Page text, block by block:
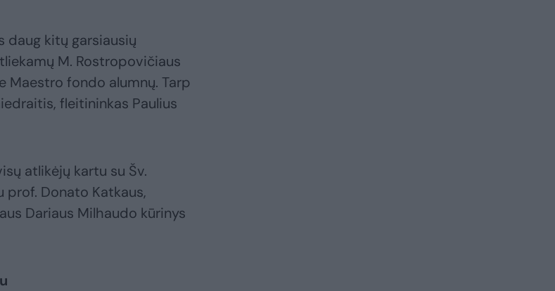
kitų garsiausių
M. Rostropovičiaus
fondo alumnų. Tarp
fleitininkas Paulius
atlikėjų kartu su Šv.
Donato Katkaus,
Dariaus Milhaudo kūrinys